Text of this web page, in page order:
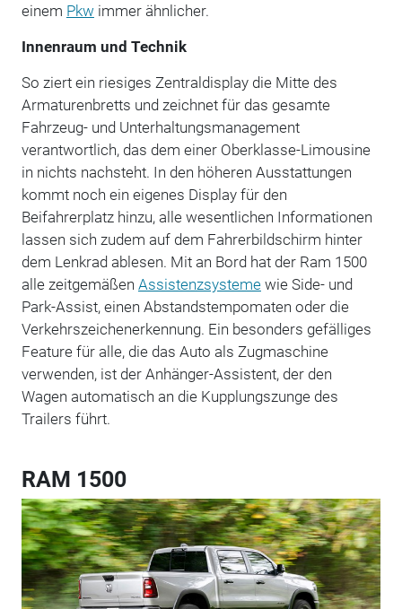
einem Pkw immer ähnlicher.
Innenraum und Technik
So ziert ein riesiges Zentraldisplay die Mitte des
Armaturenbretts und zeichnet für das gesamte
Fahrzeug- und Unterhaltungsmanagement
verantwortlich, das dem einer Oberklasse-Limousine
in nichts nachsteht. In den höheren Ausstattungen
kommt noch ein eigenes Display für den
Beifahrerplatz hinzu, alle wesentlichen Informationen
lassen sich zudem auf dem Fahrerbildschirm hinter
dem Lenkrad ablesen. Mit an Bord hat der Ram 1500
alle zeitgemäßen Assistenzsystemewie Side- und
Park-Assist, einen Abstandstempomaten oder die
Verkehrszeichenerkennung. Ein besonders gefälliges
Feature für alle, die das Auto als Zugmaschine
verwenden, ist der Anhänger-Assistent, der den
Wagen automatisch an die Kupplungszunge des
Trailers führt.
RAM 1500